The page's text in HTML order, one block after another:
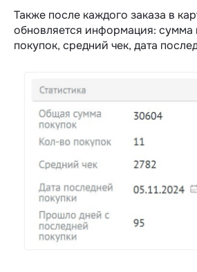
Также после каждого заказа в
обновляется информация: сумма
покупок, средний чек, дата